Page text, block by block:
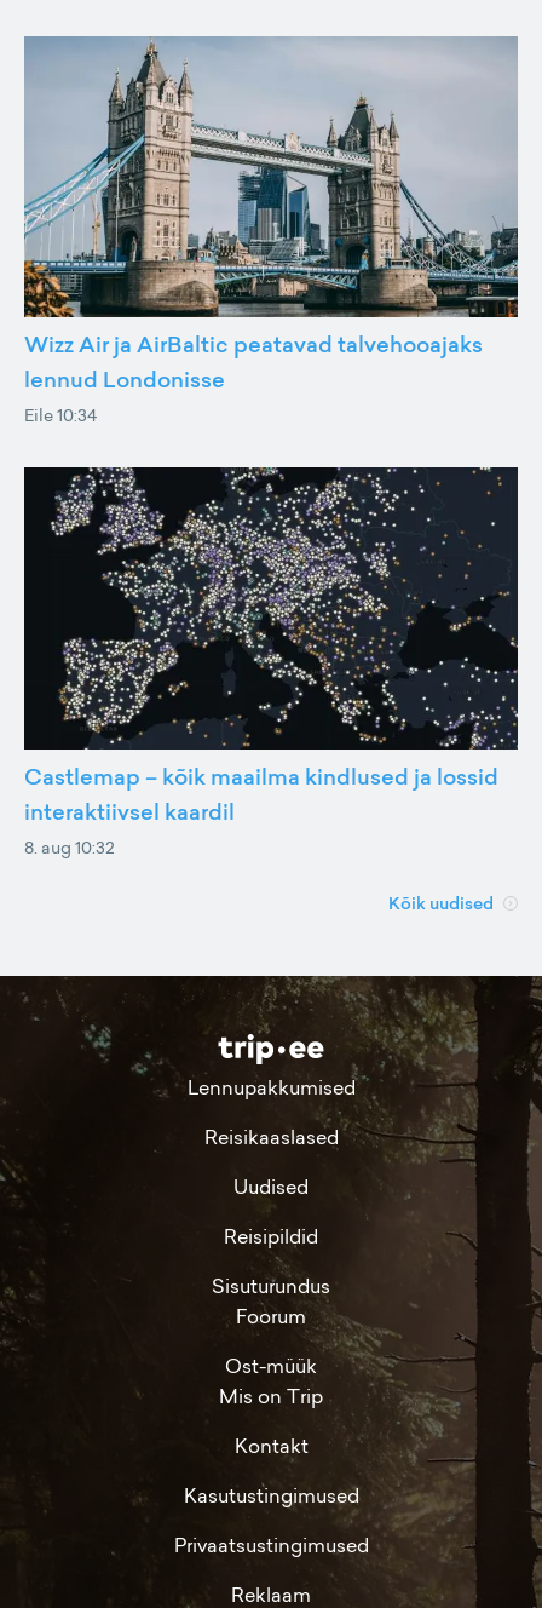
Wizz Air ja AirBaltic peatavad talvehooajaks
lennud Londonisse
Eile 10:34
Castlemap – kõik maailma kindlused ja lossid
interaktiivsel kaardil
8. aug 10:32
Kõik uudised
Lennupakkumised
Reisikaaslased
Uudised
Reisipildid
Sisuturundus
Foorum
Ost-müük
Mis on Trip
Kontakt
Kasutustingimused
Privaatsustingimused
Reklaam